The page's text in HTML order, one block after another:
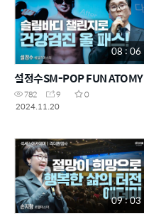
08 : 06
설정수SM-POP FUN ATOMY
782 9
0
2024.11.20
09 : 03